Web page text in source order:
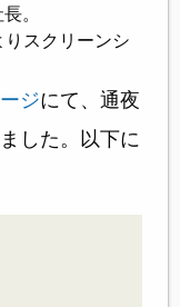
。
りスクリーンシ
ジにて、通夜
した。以下に